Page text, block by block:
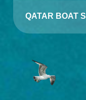
QATAR BOAT